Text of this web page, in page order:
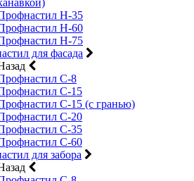
Н-35
Н-60
Н-75
для фасада
С-8
С-15
С-15 (с гранью)
С-20
С-35
С-60
для забора